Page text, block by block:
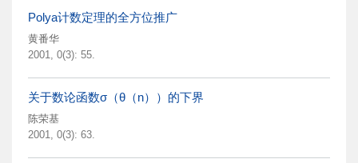
Polya计数定理的全方位推广
黄番华
2001, 0(3): 55.
关于数论函数σ（θ（n））的下界
陈荣基
2001, 0(3): 63.